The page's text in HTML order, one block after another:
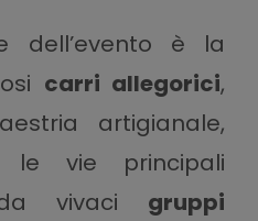
dell’evento è la
carri allegorici,
artigianale,
le vie principali
vivaci gruppi